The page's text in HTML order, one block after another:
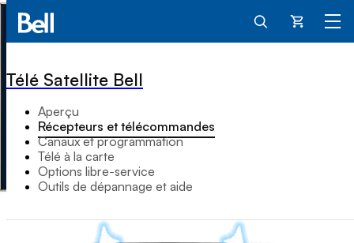
Panier
Télé Satellite Bell
Aperçu
Récepteurs et télécommandes
Canaux et programmation
Télé à la carte
Options libre-service
Outils de dépannage et aide